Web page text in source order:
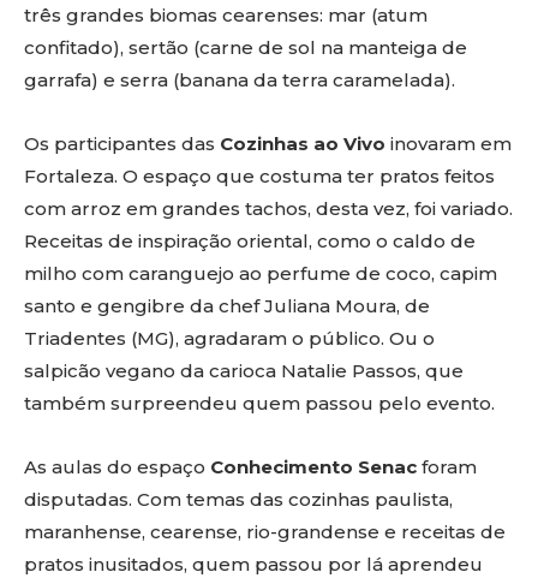
três grandes biomas cearenses: mar (atum
confitado), sertão (carne de sol na manteiga de
garrafa) e serra (banana da terra caramelada).
Os participantes das Cozinhas ao Vivo inovaram em
Fortaleza. O espaço que costuma ter pratos feitos
com arroz em grandes tachos, desta vez, foi variado.
Receitas de inspiração oriental, como o caldo de
milho com caranguejo ao perfume de coco, capim
santo e gengibre da chef Juliana Moura, de
Triadentes (MG), agradaram o público. Ou o
salpicão vegano da carioca Natalie Passos, que
também surpreendeu quem passou pelo evento.
As aulas do espaço Conhecimento Senac foram
disputadas. Com temas das cozinhas paulista,
maranhense, cearense, rio-grandense e receitas de
pratos inusitados, quem passou por lá aprendeu